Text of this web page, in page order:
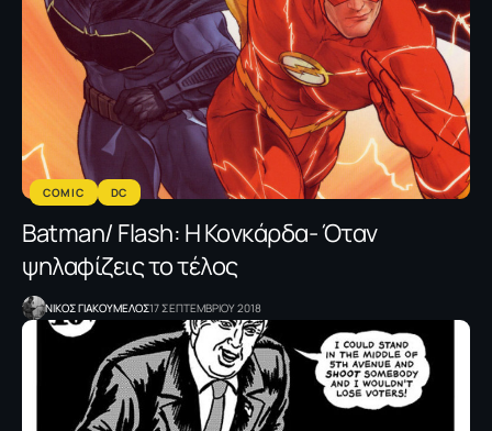
COMIC DC
Batman/ Flash: Η Κονκάρδα- Όταν
ψηλαφίζεις το τέλος
NΙΚΟΣ ΓΙΑΚΟΥΜΕΛΟΣ17 ΣΕΠΤΕΜΒΡΙΟΥ 2018